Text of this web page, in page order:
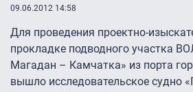
09.06.2012 14:58
Для проведения проектно-
прокладке подводного участка
Магадан – Камчатка» из порта
вышло исследовательское судно